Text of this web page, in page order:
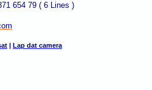
654 79 ( 6 Lines )
| Lap dat camera